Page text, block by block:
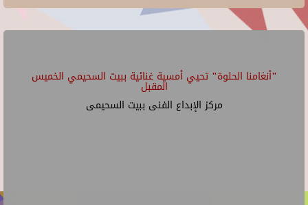
"أنغامنا الحلوة" تحيي أمسية غنائية ببيت السحيمي الخميس
المقبل
مركز الإبداع الفنى ببيت السحيمى